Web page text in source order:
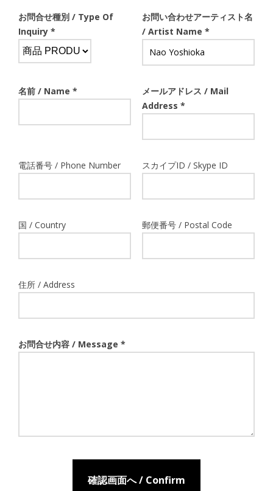
お問合せ種別 / Type Of
Inquiry *
お問い合わせアーティスト名
/ Artist Name *
名前 / Name *
メールアドレス / Mail
Address *
電話番号 / Phone Number スカイプID / Skype ID
国 / Country 郵便番号 / Postal Code
住所 / Address
お問合せ内容 / Message *